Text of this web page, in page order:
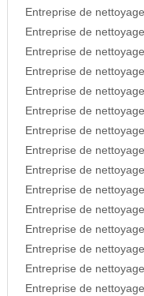
Entreprise de
Entreprise de
Entreprise de
Entreprise de
Entreprise de
Entreprise de
Entreprise de
Entreprise de
Entreprise de
Entreprise de
Entreprise de
Entreprise de
Entreprise de
Entreprise de
Entreprise de